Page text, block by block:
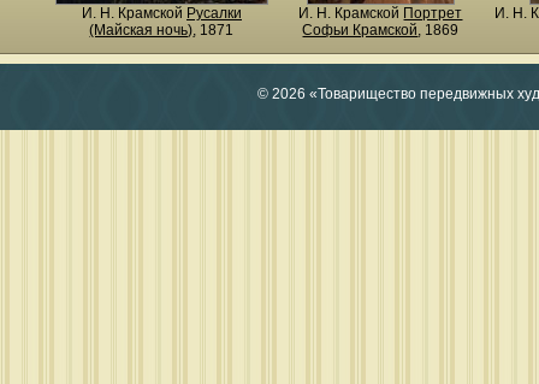
И. Н. Крамской Русалки
(Майская ночь), 1871
И. Н. Крамской Портрет
Софьи Крамской, 1869
И. Н.
© 2026 «Товарищество передвижных